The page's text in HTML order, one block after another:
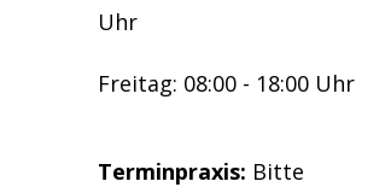
Uhr
Freitag: 08:00 - 18:00 Uhr
Terminpraxis: Bitte